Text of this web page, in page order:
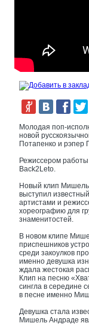
Молодая поп-
новой
Потапенко и рэпер
Режиссером
Back2Leto.
Новый клип Мишель
выступил
артистами и
хореографию для
знаменитостей.
В новом клипе
приспешников
среди закоулков
именно девушка
ждала жестокая
Клип на песню
сингла в середине
в песне именно
Девушка стала
Мишель Андраде